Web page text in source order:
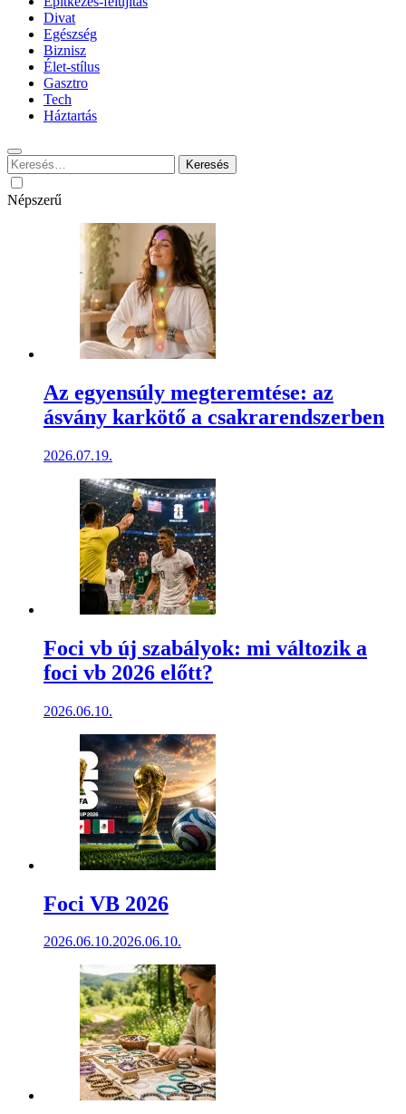
Divat
Egészség
Biznisz
Élet-stílus
Gasztro
Tech
Háztartás
Keresés:
Népszerű
Az egyensúly megteremtése: az
ásvány karkötő a csakrarendszerben
2026.07.19.
Foci vb új szabályok: mi változik a
foci vb 2026 előtt?
2026.06.10.
Foci VB 2026
2026.06.10.2026.06.10.